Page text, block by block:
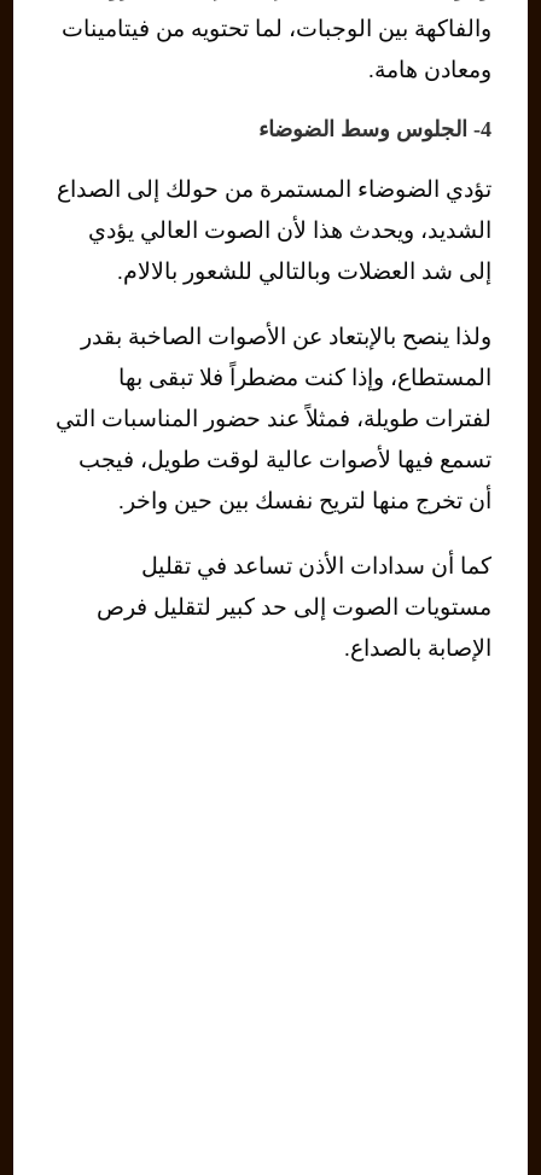
والفاكهة بين الوجبات، لما تحتويه من فيتامينات
ومعادن هامة.
4- الجلوس وسط الضوضاء
تؤدي الضوضاء المستمرة من حولك إلى الصداع
الشديد، ويحدث هذا لأن الصوت العالي يؤدي
إلى شد العضلات وبالتالي للشعور بالالام.
ولذا ينصح بالإبتعاد عن الأصوات الصاخبة بقدر
المستطاع، وإذا كنت مضطراً فلا تبقى بها
لفترات طويلة، فمثلاً عند حضور المناسبات التي
تسمع فيها لأصوات عالية لوقت طويل، فيجب
أن تخرج منها لتريح نفسك بين حين واخر.
كما أن سدادات الأذن تساعد في تقليل
مستويات الصوت إلى حد كبير لتقليل فرص
الإصابة بالصداع.